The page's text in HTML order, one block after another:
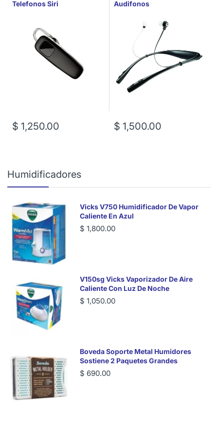
Telefonos Siri
$ 1,250.00
Audifonos
$ 1,500.00
Humidificadores
Vicks V750 Humidificador De Vapor
Caliente En Azul
$ 1,800.00
V150sg Vicks Vaporizador De Aire
Caliente Con Luz De Noche
$ 1,050.00
Boveda Soporte Metal Humidores
Sostiene 2 Paquetes Grandes
$ 690.00